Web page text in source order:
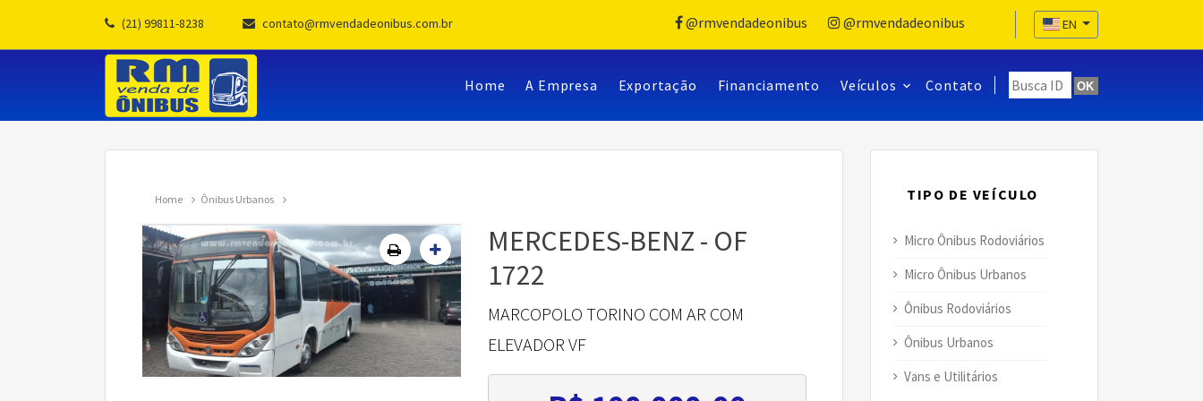
(21) 99811-8238 contato@rmvendadeonibus.com.br @rmvendadeonibus @rmvendadeonibus EN
Home A Empresa Exportação Financiamento Veículos Contato OK
Home Ônibus Urbanos
MERCEDES-BENZ - OF
1722
MARCOPOLO TORINO COM AR COM
ELEVADOR VF
TIPO DE VEÍCULO
Micro Ônibus Rodoviários
Micro Ônibus Urbanos
Ônibus Rodoviários
Ônibus Urbanos
Vans e Utilitários